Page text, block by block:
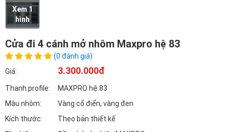
Xem 1
hình
Cửa đi 4 cánh mở nhôm Maxpro hệ 83
(0 đánh giá)
Giá:
3.300.000đ
Thanh profile:
MAXPRO hệ 83
Màu nhôm:
Vàng cổ điển, vàng đen
Kích thước:
Theo bản thiết kế